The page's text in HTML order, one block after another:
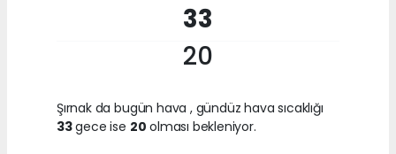
33
20
Şırnak da bugün hava , gündüz hava sıcaklığı
33gece ise 20 olması bekleniyor.